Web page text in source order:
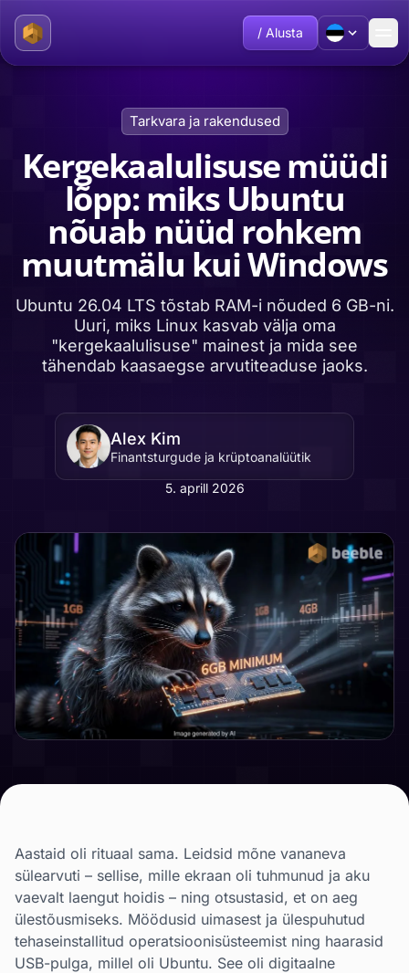
/ Alusta
Tarkvara ja rakendused
Kergekaalulisuse müüdi
lõpp: miks Ubuntu
nõuab nüüd rohkem
muutmälu kui Windows
Ubuntu 26.04 LTS tõstab RAM-i nõuded 6 GB-ni.
Uuri, miks Linux kasvab välja oma
"kergekaalulisuse" mainest ja mida see
tähendab kaasaegse arvutiteaduse jaoks.
Alex Kim
Finantsturgude ja krüptoanalüütik
5. aprill 2026
Aastaid oli rituaal sama. Leidsid mõne vananeva
sülearvuti – sellise, mille ekraan oli tuhmunud ja aku
vaevalt laengut hoidis – ning otsustasid, et on aeg
ülestõusmiseks. Möödusid uimasest ja ülespuhutud
tehaseinstallitud operatsioonisüsteemist ning haarasid
USB-pulga, millel oli Ubuntu. See oli digitaalne